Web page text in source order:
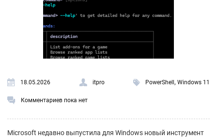
18.05.2026 itpro PowerShell , Windows 11
Комментариев пока нет
Microsoft недавно выпустила для Windows новый инструмент